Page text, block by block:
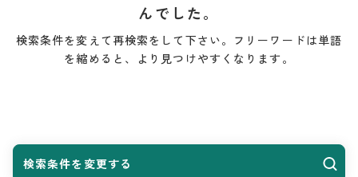
んでした。
検索条件を変えて再検索をして下さい。フリーワードは単語
を縮めると、より見つけやすくなります。
検索条件を変更する